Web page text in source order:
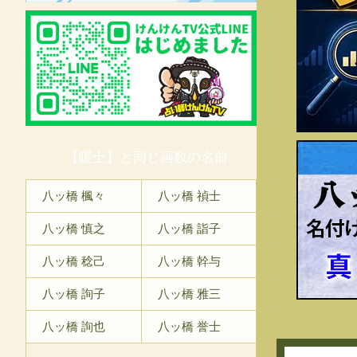
【暖士】と同じ画数の名前
八ッ橋 楓々 八ッ橋 禎士
八ッ橋 慎之 八ッ橋 詣子
八ッ橋 稔己 八ッ橋 幹与
八ッ橋 詢子 八ッ橋 雅三
八ッ橋 詢也 八ッ橋 誉士
八